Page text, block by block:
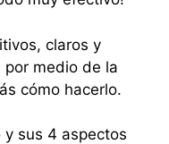
claros y
medio de la
cómo hacerlo.
sus 4 aspectos